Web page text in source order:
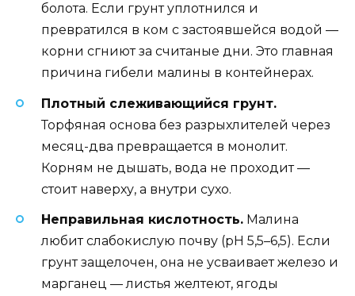
болота. Если грунт уплотнился и
превратился в ком с застоявшейся водой —
корни сгниют за считаные дни. Это главная
причина гибели малины в контейнерах.
Плотный слеживающийся грунт.
Торфяная основа без разрыхлителей через
месяц-два превращается в монолит.
Корням не дышать, вода не проходит —
стоит наверху, а внутри сухо.
Неправильная кислотность. Малина
любит слабокислую почву (pH 5,5–6,5). Если
грунт защелочен, она не усваивает железо и
марганец — листья желтеют, ягоды